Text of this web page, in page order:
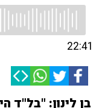
22:41
בן לינון: "בל"ד